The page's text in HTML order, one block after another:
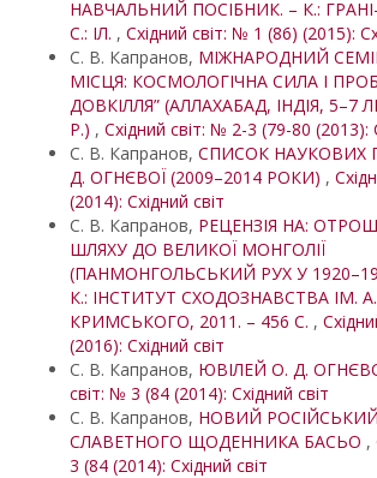
НАВЧАЛЬНИЙ ПОСІБНИК. – К.:
С.: ІЛ. , Східний світ: № 1 (86) (2015):
С. В. Капранов, МІЖНАРОДНИЙ
МІСЦЯ: КОСМОЛОГІЧНА СИЛА І
ДОВКІЛЛЯ” (АЛЛАХАБАД, ІНДІЯ, 5–7
Р.) , Східний світ: № 2-3 (79-80 (2013):
С. В. Капранов, СПИСОК НАУКОВИХ
Д. ОГНЄВОЇ (2009–2014 РОКИ) ,
(2014): Східний світ
С. В. Капранов, РЕЦЕНЗІЯ НА:
ШЛЯХУ ДО ВЕЛИКОЇ МОНГОЛІЇ
(ПАНМОНГОЛЬСЬКИЙ РУХ У
К.: ІНСТИТУТ СХОДОЗНАВСТВА ІМ.
КРИМСЬКОГО, 2011. – 456 С. ,
(2016): Східний світ
С. В. Капранов, ЮВІЛЕЙ О. Д.
світ: № 3 (84 (2014): Східний світ
С. В. Капранов, НОВИЙ
СЛАВЕТНОГО ЩОДЕННИКА БАСЬО ,
3 (84 (2014): Східний світ